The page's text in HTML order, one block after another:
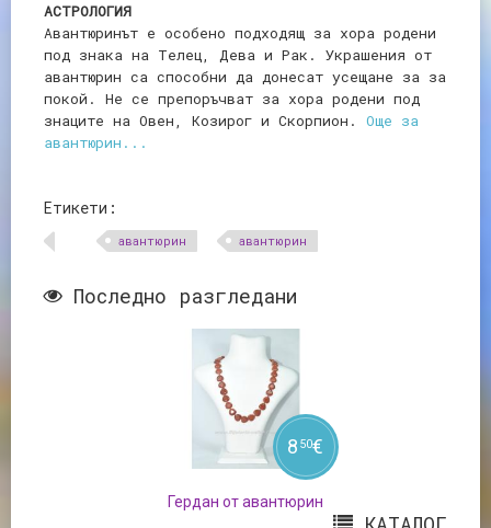
АСТРОЛОГИЯ
Авантюринът е особено подходящ за хора родени
под знака на Телец, Дева и Рак. Украшения от
авантюрин са способни да донесат усещане за за
покой. Не се препоръчват за хора родени под
знаците на Овен, Козирог и Скорпион.
Още за
авантюрин...
Етикети:
aвантюрин авантюрин
Последно разгледани
Гердан от авантюрин
8 50€